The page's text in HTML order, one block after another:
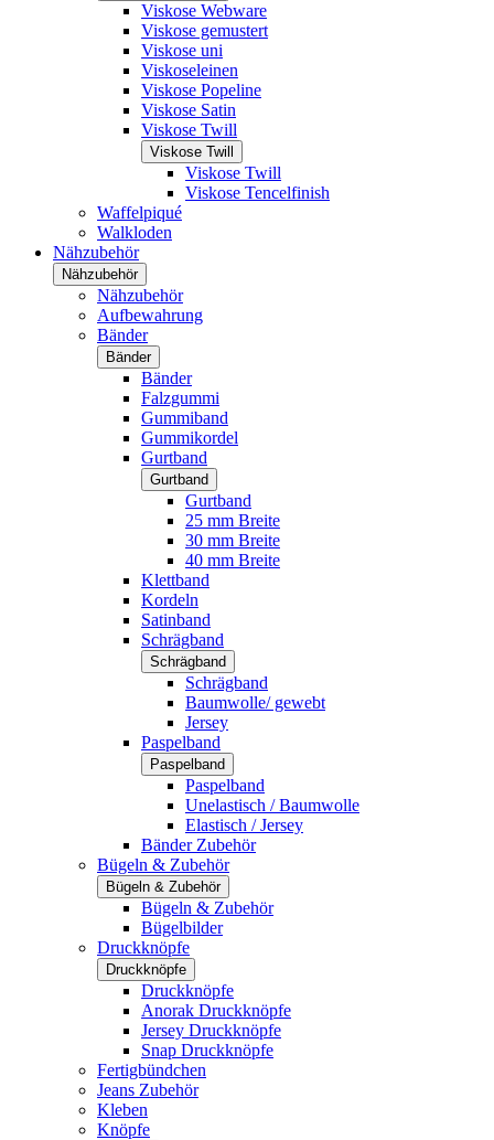
Viskose Webware
Viskose gemustert
Viskose uni
Viskoseleinen
Viskose Popeline
Viskose Satin
Viskose Twill
Viskose Twill
Viskose Twill
Viskose Tencelfinish
Waffelpiqué
Walkloden
Nähzubehör
Nähzubehör
Nähzubehör
Aufbewahrung
Bänder
Bänder
Bänder
Falzgummi
Gummiband
Gummikordel
Gurtband
Gurtband
Gurtband
25 mm Breite
30 mm Breite
40 mm Breite
Klettband
Kordeln
Satinband
Schrägband
Schrägband
Schrägband
Baumwolle/ gewebt
Jersey
Paspelband
Paspelband
Paspelband
Unelastisch / Baumwolle
Elastisch / Jersey
Bänder Zubehör
Bügeln & Zubehör
Bügeln & Zubehör
Bügeln & Zubehör
Bügelbilder
Druckknöpfe
Druckknöpfe
Druckknöpfe
Anorak Druckknöpfe
Jersey Druckknöpfe
Snap Druckknöpfe
Fertigbündchen
Jeans Zubehör
Kleben
Knöpfe